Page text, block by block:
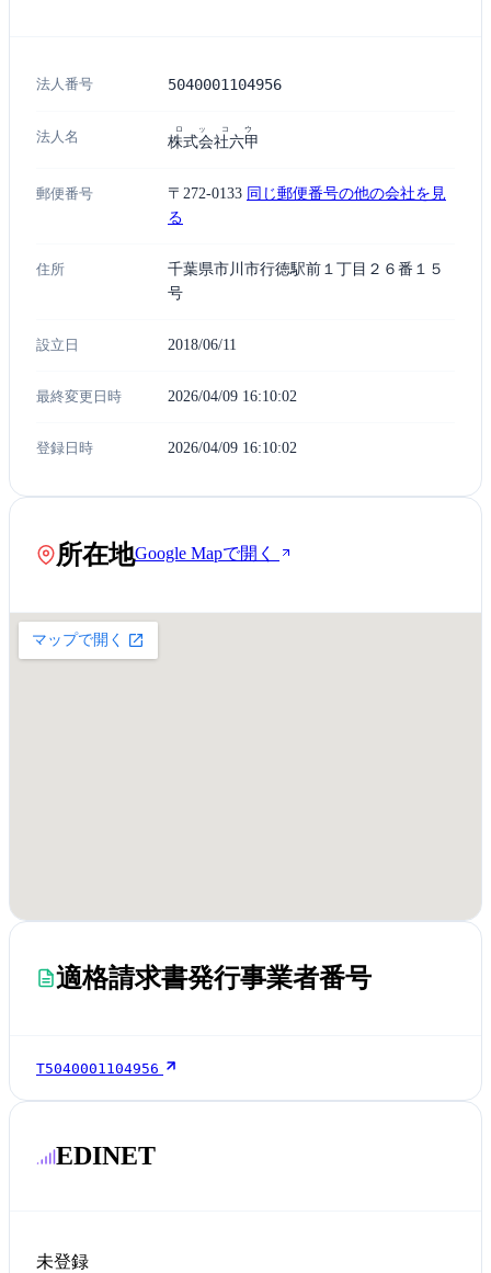
法人番号 5040001104956
法人名 株式会社六甲
ロッコウ
郵便番号 〒272-0133 同じ郵便番号の他の会社を見
る
住所
千葉県市川市行徳駅前１丁目２６番１５
号
設立日 2018/06/11
最終変更日時 2026/04/09 16:10:02
登録日時 2026/04/09 16:10:02
所在地Google Mapで開く
適格請求書発行事業者番号
T5040001104956
EDINET
未登録